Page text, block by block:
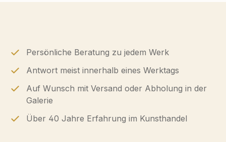
Persönliche Beratung zu jedem Werk
Antwort meist innerhalb eines Werktags
Auf Wunsch mit Versand oder Abholung in der
Galerie
Über 40 Jahre Erfahrung im Kunsthandel